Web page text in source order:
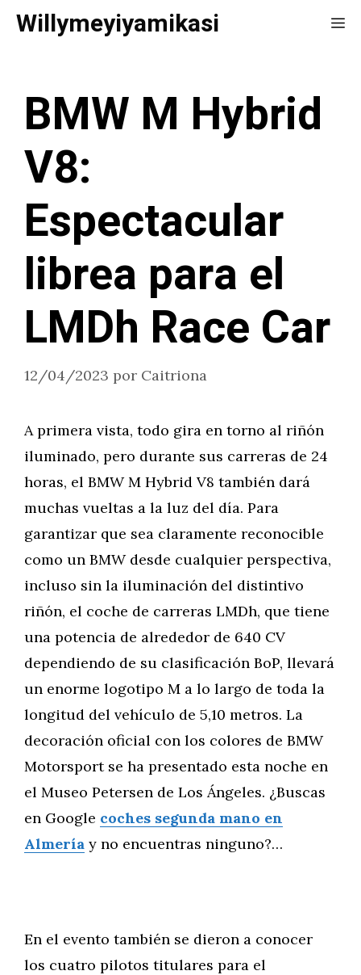
Saltar
Willymeyiyamikasi
BMW M Hybrid
V8:
Espectacular
librea para el
LMDh Race Car
12/04/2023 por Caitriona
A primera vista, todo gira en torno al riñón
iluminado, pero durante sus carreras de 24
horas, el BMW M Hybrid V8 también dará
muchas vueltas a la luz del día. Para
garantizar que sea claramente reconocible
como un BMW desde cualquier perspectiva,
incluso sin la iluminación del distintivo
riñón, el coche de carreras LMDh, que tiene
una potencia de alrededor de 640 CV
dependiendo de su clasificación BoP, llevará
un enorme logotipo M a lo largo de toda la
longitud del vehículo de 5,10 metros. La
decoración oficial con los colores de BMW
Motorsport se ha presentado esta noche en
el Museo Petersen de Los Ángeles. ¿Buscas
en Google coches segunda mano en
Almería y no encuentras ninguno?…
En el evento también se dieron a conocer
los cuatro pilotos titulares para el